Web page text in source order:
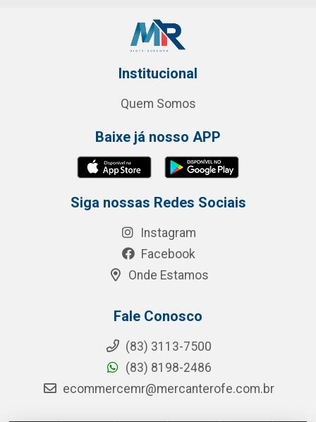
Institucional
Quem Somos
Baixe já nosso APP
Siga nossas Redes Sociais
Instagram
Facebook
Onde Estamos
Fale Conosco
(83) 3113-7500
(83) 8198-2486
ecommercemr@mercanterofe.com.br